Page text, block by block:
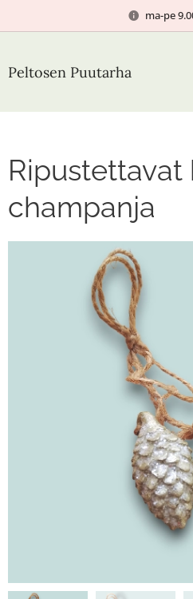
ma-pe
Peltosen Puutarha
Ripustettavat
champanja